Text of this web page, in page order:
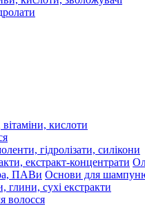
кислоти
гідролізати, силікони
Основи для
глини, сухі екстракти
волосся